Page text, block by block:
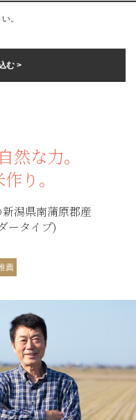
。
む >
然な力。
り。
潟県南蒲原郡産
ータイプ)
薦